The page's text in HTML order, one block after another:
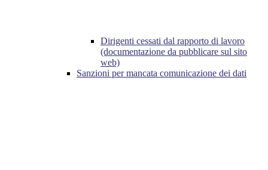
Dirigenti cessati dal rapporto di lavoro
(documentazione da pubblicare sul sito
web)
Sanzioni per mancata comunicazione dei dati